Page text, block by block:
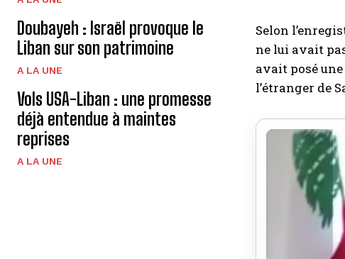
Doubayeh : Israël provoque le
Liban sur son patrimoine
A LA UNE
Vols USA-Liban : une promesse
déjà entendue à maintes
reprises
A LA UNE
Selon
ne lui avait
avait posé
l’étranger de